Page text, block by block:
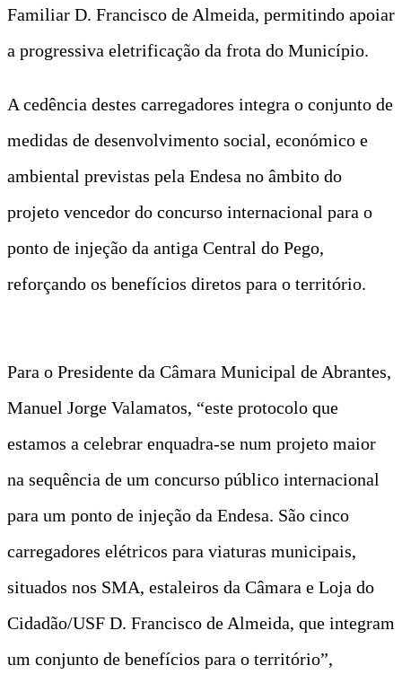
Familiar D. Francisco de Almeida, permitindo apoiar
a progressiva eletrificação da frota do Município.
A cedência destes carregadores integra o conjunto de
medidas de desenvolvimento social, económico e
ambiental previstas pela Endesa no âmbito do
projeto vencedor do concurso internacional para o
ponto de injeção da antiga Central do Pego,
reforçando os benefícios diretos para o território.
Para o Presidente da Câmara Municipal de Abrantes,
Manuel Jorge Valamatos, “este protocolo que
estamos a celebrar enquadra-se num projeto maior
na sequência de um concurso público internacional
para um ponto de injeção da Endesa. São cinco
carregadores elétricos para viaturas municipais,
situados nos SMA, estaleiros da Câmara e Loja do
Cidadão/USF D. Francisco de Almeida, que integram
um conjunto de benefícios para o território”,